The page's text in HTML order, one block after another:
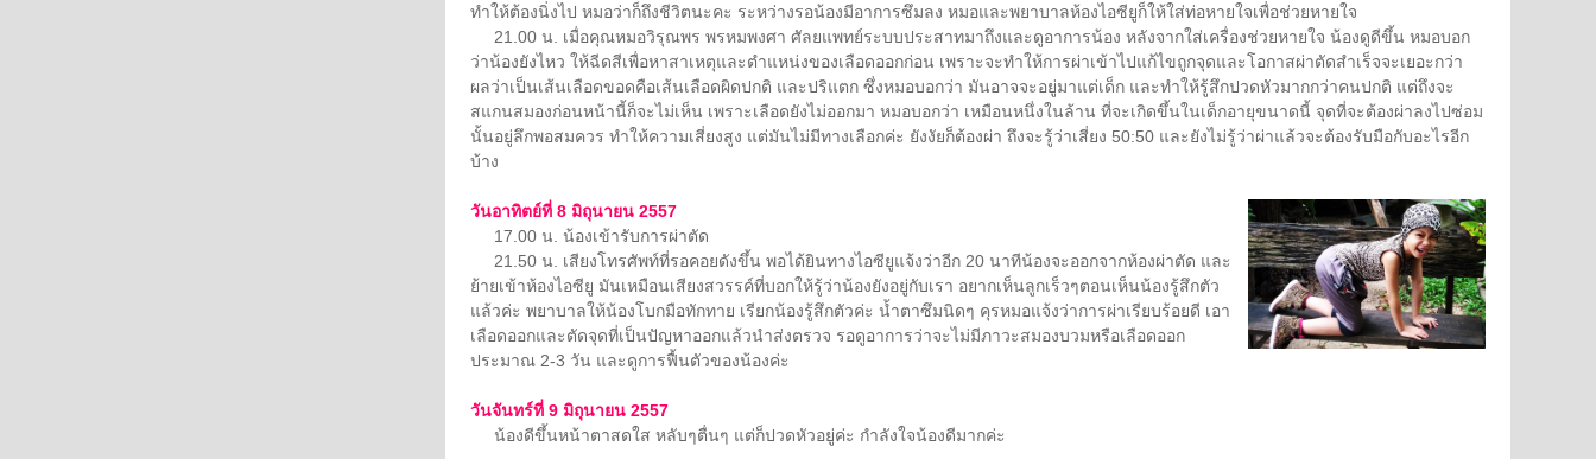
ทำให้ต้องนิ่งไป หมอว่าก็ถึงชีวิตนะคะ ระหว่างรอน้องมีอาการซึมลง หมอและพยาบาลห้องไอซียูก็ให้ใส่ท่อหายใจเพื่อช่วยหายใจ
21.00 น. เมื่อคุณหมอวิรุณพร พรหมพงศา ศัลยแพทย์ระบบประสาทมาถึงและดูอาการน้อง หลังจากใส่เครื่องช่วยหายใจ น้องดูดีขึ้น หมอบอก
ว่าน้องยังไหว ให้ฉีดสีเพื่อหาสาเหตุและตำแหน่งของเลือดออกก่อน เพราะจะทำให้การผ่าเข้าไปแก้ไขถูกจุดและโอกาสผ่าตัดสำเร็จจะเยอะกว่า
ผลว่าเป็นเส้นเลือดขอดคือเส้นเลือดผิดปกติ และปริแตก ซึ่งหมอบอกว่า มันอาจจะอยู่มาแต่เด็ก และทำให้รู้สึกปวดหัวมากกว่าคนปกติ แต่ถึงจะ
สแกนสมองก่อนหน้านี้ก็จะไม่เห็น เพราะเลือดยังไม่ออกมา หมอบอกว่า เหมือนหนึ่งในล้าน ที่จะเกิดขึ้นในเด็กอายุขนาดนี้ จุดที่จะต้องผ่าลงไปซ่อม
นั้นอยู่ลึกพอสมควร ทำให้ความเสี่ยงสูง แต่มันไม่มีทางเลือกค่ะ ยังงัยก็ต้องผ่า ถึงจะรู้ว่าเสี่ยง 50:50 และยังไม่รู้ว่าผ่าแล้วจะต้องรับมือกับอะไรอีก
บ้าง
วันอาทิตย์ที่ 8 มิถุนายน 2557
17.00 น. น้องเข้ารับการผ่าตัด
21.50 น. เสียงโทรศัพท์ที่รอคอยดังขึ้น พอได้ยินทางไอซียูแจ้งว่าอีก 20 นาทีน้องจะออกจากห้องผ่าตัด และ
ย้ายเข้าห้องไอซียู มันเหมือนเสียงสวรรค์ที่บอกให้รู้ว่าน้องยังอยู่กับเรา อยากเห็นลูกเร็วๆตอนเห็นน้องรู้สึกตัว
แล้วค่ะ พยาบาลให้น้องโบกมือทักทาย เรียกน้องรู้สึกตัวค่ะ น้ำตาซึมนิดๆ คุรหมอแจ้งว่าการผ่าเรียบร้อยดี เอา
เลือดออกและตัดจุดที่เป็นปัญหาออกแล้วนำส่งตรวจ รอดูอาการว่าจะไม่มีภาวะสมองบวมหรือเลือดออก
ประมาณ 2-3 วัน และดูการฟื้นตัวของน้องค่ะ
วันจันทร์ที่ 9 มิถุนายน 2557
น้องดีขึ้นหน้าตาสดใส หลับๆตื่นๆ แต่ก็ปวดหัวอยู่ค่ะ กำลังใจน้องดีมากค่ะ